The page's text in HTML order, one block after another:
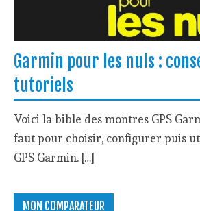
Garmin pour les nuls :
tutoriels
Voici la bible des montres GPS
faut pour choisir, configurer puis
GPS Garmin. […]
MON COMPARATEUR